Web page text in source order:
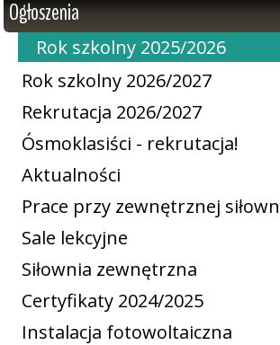
Ogłoszenia
Rok szkolny 2025/2026
Rok szkolny 2026/2027
Rekrutacja 2026/2027
Ósmoklasiści - rekrutacja!
Aktualności
Prace przy zewnętrznej
Sale lekcyjne
Siłownia zewnętrzna
Certyfikaty 2024/2025
Instalacja fotowoltaiczna